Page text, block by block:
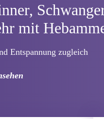
mit
Entspannung zugleich